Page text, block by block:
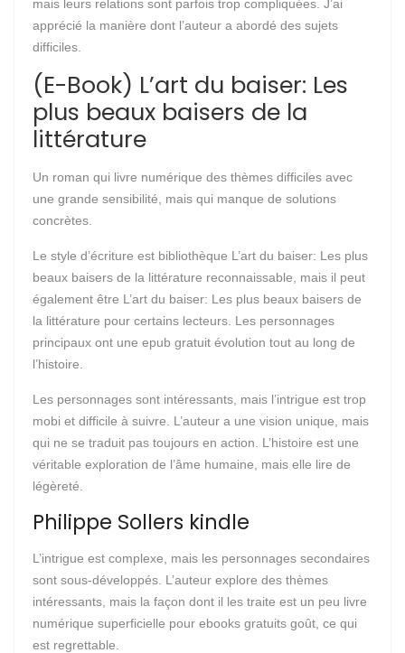
mais leurs relations sont parfois trop compliquées. J’ai
apprécié la manière dont l’auteur a abordé des sujets
difficiles.
(E-Book) L’art du baiser: Les
plus beaux baisers de la
littérature
Un roman qui livre numérique des thèmes difficiles avec
une grande sensibilité, mais qui manque de solutions
concrètes.
Le style d’écriture est bibliothèque L’art du baiser: Les plus
beaux baisers de la littérature reconnaissable, mais il peut
également être L’art du baiser: Les plus beaux baisers de
la littérature pour certains lecteurs. Les personnages
principaux ont une epub gratuit évolution tout au long de
l’histoire.
Les personnages sont intéressants, mais l’intrigue est trop
mobi et difficile à suivre. L’auteur a une vision unique, mais
qui ne se traduit pas toujours en action. L’histoire est une
véritable exploration de l’âme humaine, mais elle lire de
légèreté.
Philippe Sollers kindle
L’intrigue est complexe, mais les personnages secondaires
sont sous-développés. L’auteur explore des thèmes
intéressants, mais la façon dont il les traite est un peu livre
numérique superficielle pour ebooks gratuits goût, ce qui
est regrettable.